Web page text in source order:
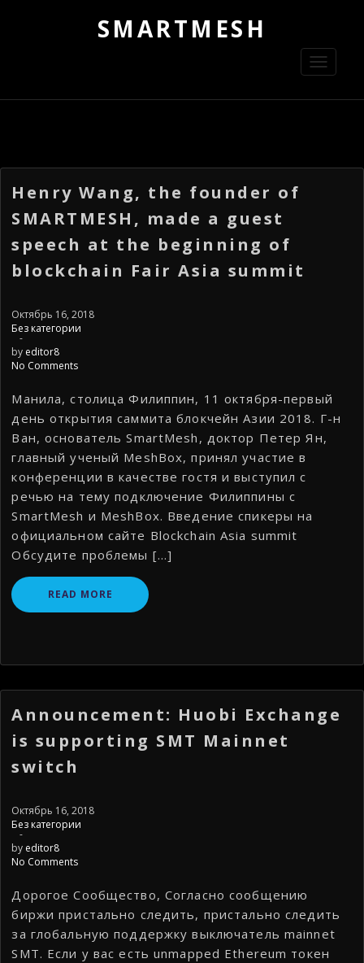
SMARTMESH
Toggle
Henry Wang, the founder of
SMARTMESH, made a guest
speech at the beginning of
blockchain Fair Asia summit
Октябрь 16, 2018
Без категории
-
by editor8
No Comments
Манила, столица Филиппин, 11 октября-первый
день открытия саммита блокчейн Азии 2018. Г-н
Ван, основатель SmartMesh, доктор Петер Ян,
главный ученый MeshBox, принял участие в
конференции в качестве гостя и выступил с
речью на тему подключение Филиппины с
SmartMesh и MeshBox. Введение спикеры на
официальном сайте Blockchain Asia summit
Обсудите проблемы […]
READ MORE
Announcement: Huobi Exchange
is supporting SMT Mainnet
switch
Октябрь 16, 2018
Без категории
-
by editor8
No Comments
Дорогое Сообщество, Согласно сообщению
биржи пристально следить, пристально следить
за глобальную поддержку выключатель mainnet
SMT. Если у вас есть unmapped Ethereum токен